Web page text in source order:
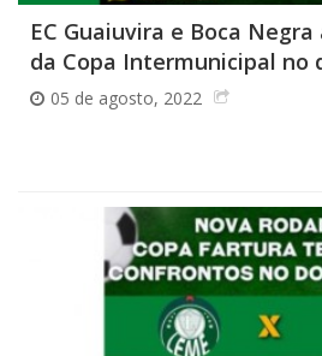
EC Guaiuvira e Boca
da Copa Intermunicipal no
05 de agosto, 2022